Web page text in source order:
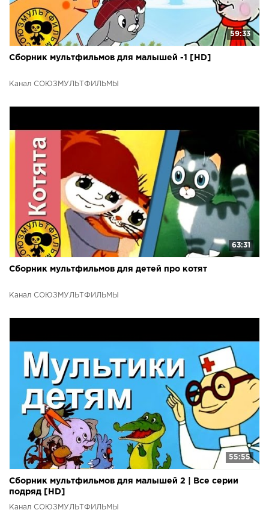
59:33
Сборник мультфильмов для малышей -1 [HD]
Канал СОЮЗМУЛЬТФИЛЬМЫ
63:31
Сборник мультфильмов для детей про котят
Канал СОЮЗМУЛЬТФИЛЬМЫ
55:55
Сборник мультфильмов для малышей 2 | Все серии
подряд [HD]
Канал СОЮЗМУЛЬТФИЛЬМЫ